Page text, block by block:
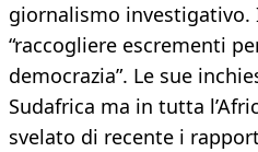
giornalismo
“raccogliere escrementi
democrazia”. Le sue
Sudafrica ma in tutta
svelato di recente i